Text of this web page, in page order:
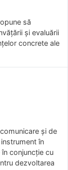
să
şi evaluării
concrete ale
și de
în
conjuncție cu
dezvoltarea